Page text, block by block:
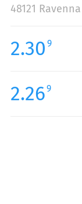
48121 Ravenna
2.30 9
2.269